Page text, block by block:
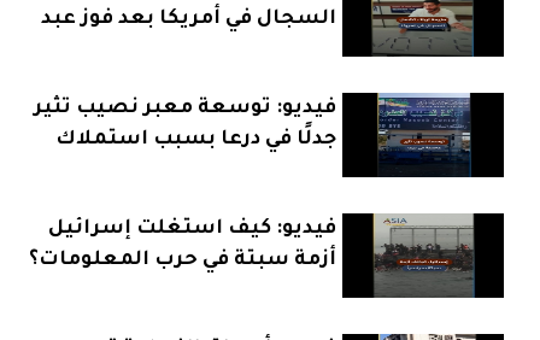
السجال في أمريكا بعد فوز عبد
فيديو: توسعة معبر نصيب تثير
جدلًا في درعا بسبب استملاك
فيديو: كيف استغلت إسرائيل
أزمة سبتة في حرب المعلومات؟